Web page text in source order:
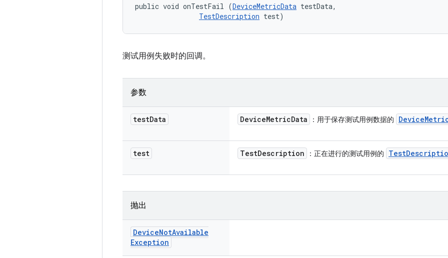
public void onTestFail (DeviceMetricData testData,
TestDescription test)
测试用例失败时的回调。
参数
testData DeviceMetricData ：用于保存测试用例数据的 Device
test TestDescription ：正在进行的测试用例的 Test
抛出
DeviceNotAvailable
Exception